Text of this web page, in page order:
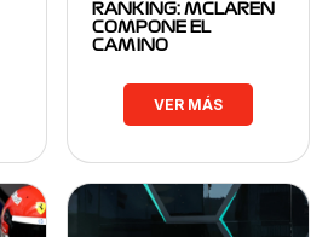
RANKING: MCLAREN
COMPONE EL
CAMINO
VER MÁS